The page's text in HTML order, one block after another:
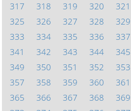
317
318 319 320 321
325
326 327 328 329
333
334 335 336 337
341
342 343 344 345
349
350 351 352 353
357
358 359 360 361
365
366 367 368 369